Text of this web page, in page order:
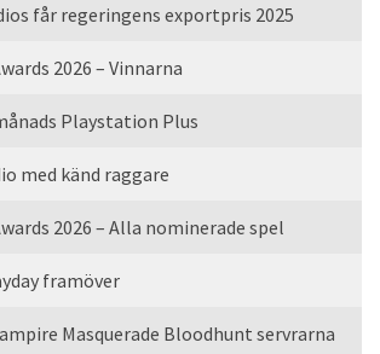
får regeringens exportpris 2025
2026 – Vinnarna
Playstation Plus
med känd raggare
2026 – Alla nominerade spel
framöver
Masquerade Bloodhunt servrarna